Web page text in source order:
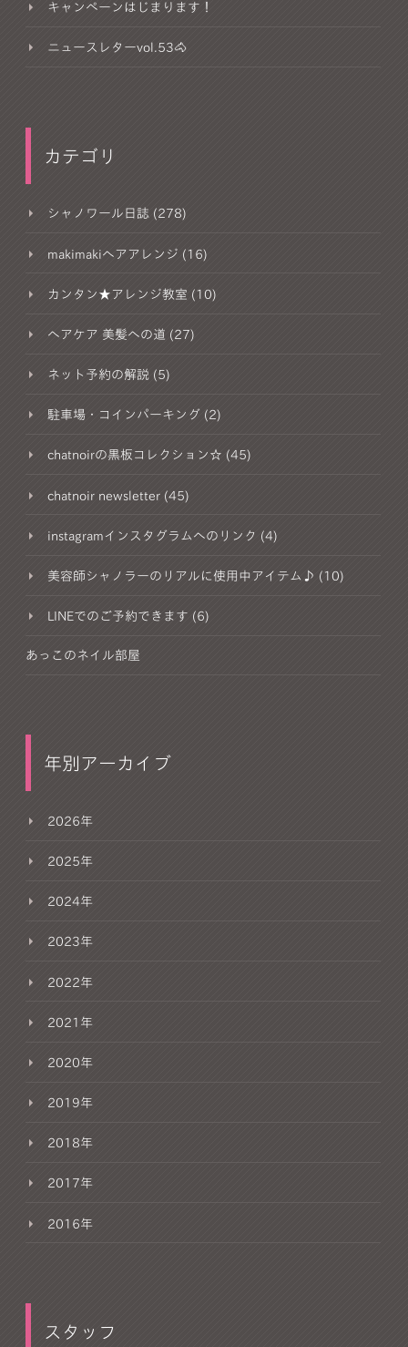
キャンペーンはじまります！
ニュースレターvol.53🐴
カテゴリ
シャノワール日誌 (278)
makimakiヘアアレンジ (16)
カンタン★アレンジ教室 (10)
ヘアケア 美髪への道 (27)
ネット予約の解説 (5)
駐車場・コインパーキング (2)
chatnoirの黒板コレクション☆ (45)
chatnoir newsletter (45)
instagramインスタグラムへのリンク (4)
美容師シャノラーのリアルに使用中アイテム♪ (10)
LINEでのご予約できます (6)
あっこのネイル部屋
年別アーカイブ
2026年
2025年
2024年
2023年
2022年
2021年
2020年
2019年
2018年
2017年
2016年
スタッフ